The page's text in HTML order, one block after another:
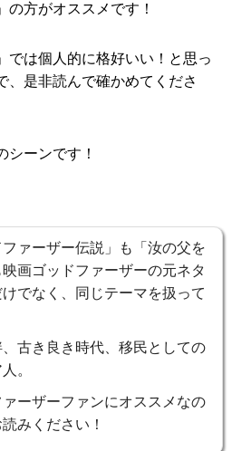
の方がオススメです！
では個人的に格好いい！と思っ
、是非読んで確かめてくださ
シーンです！
ファーザー伝説」も「汝の父を
画ゴッドファーザーの元ネタ
けでなく、同じテーマを扱って
古き良き時代、移民としての
。
ァーザーファンにオススメなの
みください！